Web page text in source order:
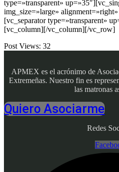
type=»transparent»
img_size=»large»
[vc_separator type=»transparent»
[vc_column][/vc_column][/vc_row]
Post Views: 32
APMEX es el acrónimo de
Extremeñas. Nuestro fin es
las matronas
Quiero Asociarme
Redes